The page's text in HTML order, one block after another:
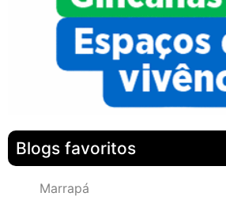
Blogs favoritos
Marrapá